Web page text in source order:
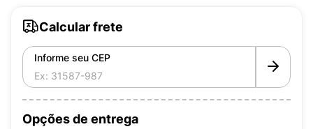
Calcular frete
Informe seu CEP
Opções de entrega